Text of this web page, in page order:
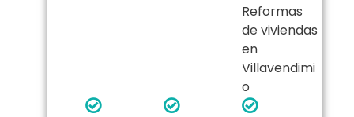
Reformas
de viviendas
en
Villavendimi
o